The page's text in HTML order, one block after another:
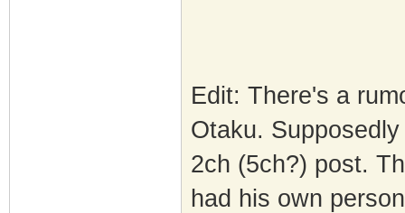
Edit: There's a
Otaku.
2ch (5ch?) post.
had his own